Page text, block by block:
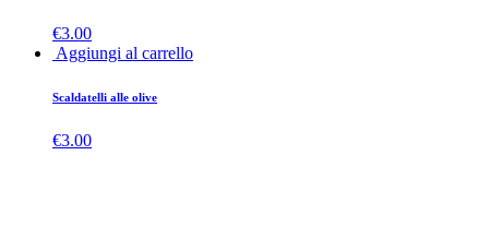
€3.00
Aggiungi al carrello
Scaldatelli alle olive
€3.00